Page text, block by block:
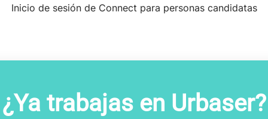
Inicio de sesión de Connect para personas candidatas
¿Ya trabajas en Urbaser?